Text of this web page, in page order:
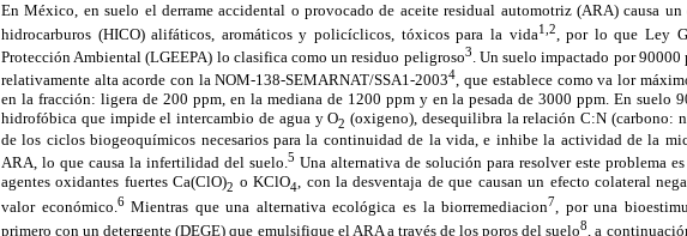
En México, en suelo el derrame accidental o provocado de aceite residual automotriz (ARA) causa
hidrocarburos (HICO) alifáticos, aromáticos y policíclicos, tóxicos para la vida1,2
, por lo que Ley
Protección Ambiental (LGEEPA) lo clasifica como un residuo peligroso3. Un suelo impactado por
relativamente alta acorde con la NOM-138-SEMARNAT/SSA1-20034, que establece como va lor
en la fracción: ligera de 200 ppm, en la mediana de 1200 ppm y en la pesada de 3000 ppm. En suelo
hidrofóbica que impide el intercambio de agua y O2 (oxigeno), desequilibra la relación C:N (carbono:
de los ciclos biogeoquímicos necesarios para la continuidad de la vida, e inhibe la actividad de la
ARA, lo que causa la infertilidad del suelo.5 Una alternativa de solución para resolver este problema
agentes oxidantes fuertes Ca(ClO)2 o KClO4, con la desventaja de que causan un efecto colateral
valor económico.6Mientras que una alternativa ecológica es la biorremediacion7, por una
primero con un detergente (DEGE) que emulsifique el ARA a través de los poros del suelo8 , a